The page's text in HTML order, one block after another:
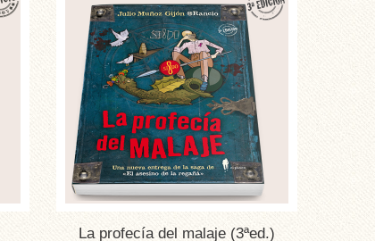
La profecía del malaje (3ªed.)